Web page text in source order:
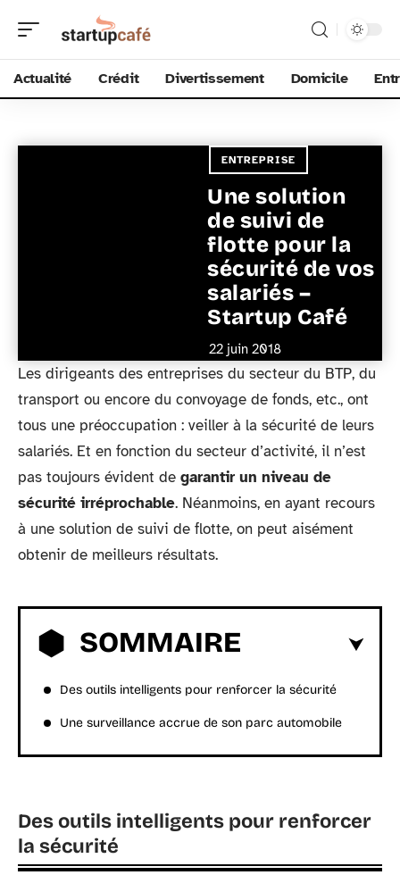
Actualité Crédit Divertissement Domicile
ENTREPRISE
Une solution
de suivi de
flotte pour la
sécurité de vos
salariés –
Startup Café
22 juin 2018
Les dirigeants des entreprises du secteur du BTP, du
transport ou encore du convoyage de fonds, etc., ont
tous une préoccupation : veiller à la sécurité de leurs
salariés. Et en fonction du secteur d’activité, il n’est
pas toujours évident de garantir un niveau de
sécurité irréprochable. Néanmoins, en ayant recours
à une solution de suivi de flotte, on peut aisément
obtenir de meilleurs résultats.
SOMMAIRE
Des outils intelligents pour renforcer la sécurité
Une surveillance accrue de son parc automobile
Des outils intelligents pour renforcer
la sécurité